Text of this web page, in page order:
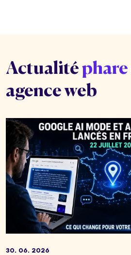
Actualitéphare
agence web
30. 06. 2026